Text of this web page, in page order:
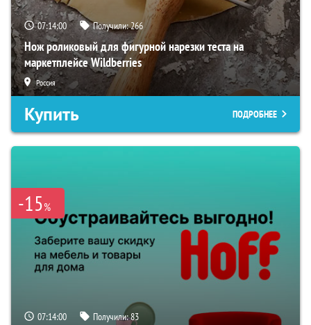
07:13:59 Получили:266
Нож роликовый для фигурной нарезки теста на
маркетплейсе Wildberries
Россия
Купить ПОДРОБНЕЕ
-15%
07:13:59 Получили:83